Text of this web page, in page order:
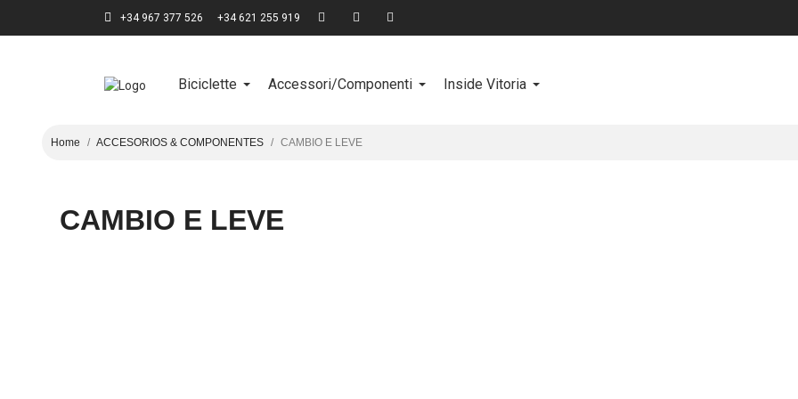
+34 967 377 526 +34 621 255 919
Biciclette Accessori/Componenti Inside Vitoria
Home ACCESORIOS & COMPONENTES CAMBIO E LEVE
CAMBIO E LEVE